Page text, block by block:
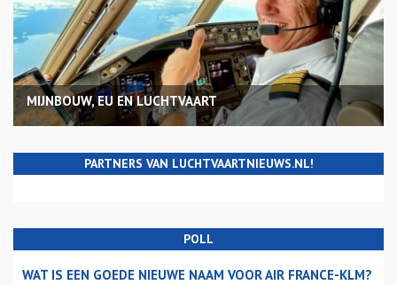
MIJNBOUW, EU EN LUCHTVAART
PARTNERS VAN LUCHTVAARTNIEUWS.NL!
POLL
WAT IS EEN GOEDE NIEUWE NAAM VOOR AIR FRANCE-KLM?